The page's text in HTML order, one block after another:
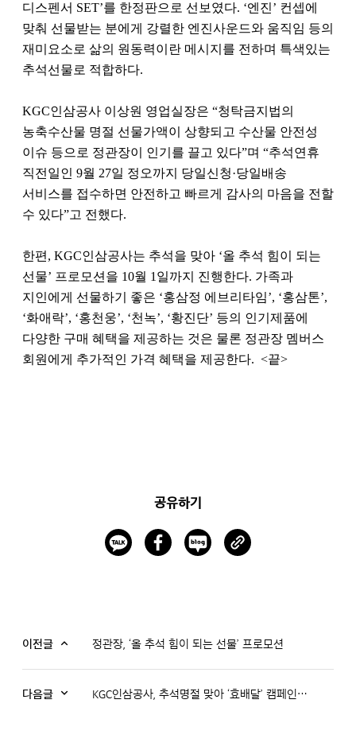
디스펜서 SET’를 한정판으로 선보였다. ‘엔진’ 컨셉에
맞춰 선물받는 분에게 강렬한 엔진사운드와 움직임 등의
재미요소로 삶의 원동력이란 메시지를 전하며 특색있는
추석선물로 적합하다.
KGC인삼공사 이상원 영업실장은 “청탁금지법의
농축수산물 명절 선물가액이 상향되고 수산물 안전성
이슈 등으로 정관장이 인기를 끌고 있다”며 “추석연휴
직전일인 9월 27일 정오까지 당일신청·당일배송
서비스를 접수하면 안전하고 빠르게 감사의 마음을 전할
수 있다”고 전했다.
한편, KGC인삼공사는 추석을 맞아 ‘올 추석 힘이 되는
선물’ 프로모션을 10월 1일까지 진행한다. 가족과
지인에게 선물하기 좋은 ‘홍삼정 에브리타임’, ‘홍삼톤’,
‘화애락’, ‘홍천웅’, ‘천녹’, ‘황진단’ 등의 인기제품에
다양한 구매 혜택을 제공하는 것은 물론 정관장 멤버스
회원에게 추가적인 가격 혜택을 제공한다. <끝>
공유하기
이전글 정관장, ‘올 추석 힘이 되는 선물’ 프로모션
다음글 KGC인삼공사, 추석명절 맞아 ‘효배달’ 캠페인 진행